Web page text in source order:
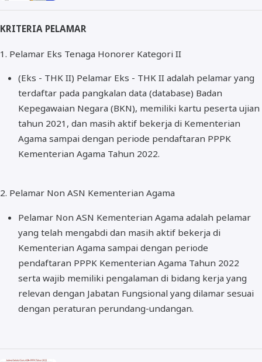
KRITERIA PELAMAR
1. Pelamar Eks Tenaga Honorer Kategori II
(Eks - THK II) Pelamar Eks - THK II adalah pelamar yang
terdaftar pada pangkalan data (database) Badan
Kepegawaian Negara (BKN), memiliki kartu peserta ujian
tahun 2021, dan masih aktif bekerja di Kementerian
Agama sampai dengan periode pendaftaran PPPK
Kementerian Agama Tahun 2022.
2. Pelamar Non ASN Kementerian Agama
Pelamar Non ASN Kementerian Agama adalah pelamar
yang telah mengabdi dan masih aktif bekerja di
Kementerian Agama sampai dengan periode
pendaftaran PPPK Kementerian Agama Tahun 2022
serta wajib memiliki pengalaman di bidang kerja yang
relevan dengan Jabatan Fungsional yang dilamar sesuai
dengan peraturan perundang-undangan.